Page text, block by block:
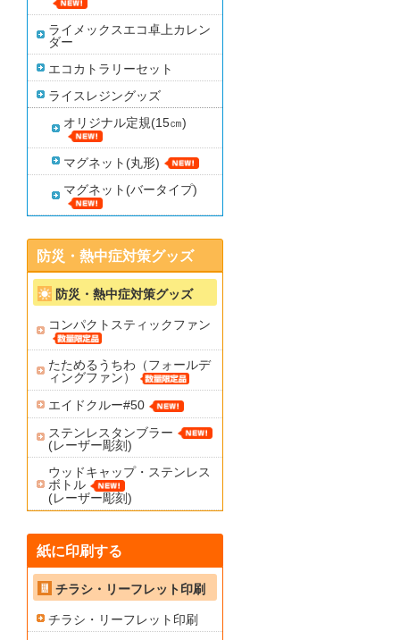
ライメックスエコ卓上カレン
ダー
エコカトラリーセット
ライスレジングッズ
オリジナル定規(15㎝)
マグネット(丸形)
マグネット(バータイプ)
防災・熱中症対策グッズ
防災・熱中症対策グッズ
コンパクトスティックファン
たためるうちわ（フォールデ
ィングファン）
エイドクルー#50
ステンレスタンブラー
(レーザー彫刻)
ウッドキャップ・ステンレス
ボトル
(レーザー彫刻)
紙に印刷する
チラシ・リーフレット印刷
チラシ・リーフレット印刷